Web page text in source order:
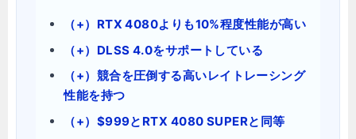
（+）RTX 4080よりも10%程度性能が高い
（+）DLSS 4.0をサポートしている
（+）競合を圧倒する高いレイトレーシング
性能を持つ
（+）$999とRTX 4080 SUPERと同等